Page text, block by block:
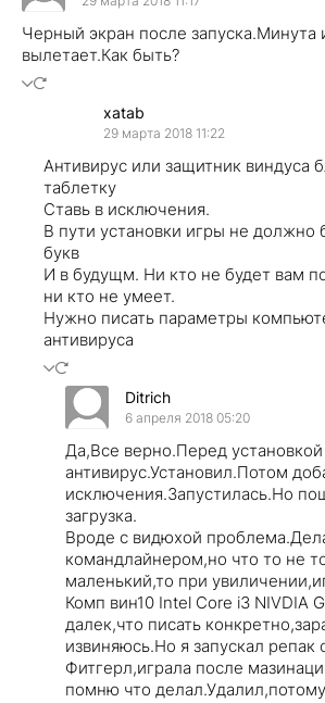
Черный экран после запуска.Минута
вылетает.Как быть?
xatab
29 марта 2018 11:22
Антивирус или защитник виндуса
таблетку
Ставь в исключения.
В пути установки игры не должно
букв
И в будущм. Ни кто не будет вам
ни кто не умеет.
Нужно писать параметры
антивируса
Ditrich
6 апреля 2018 05:20
Да,Все верно.Перед
антивирус.Установил.Потом
исключения.Запустилась.Но
загрузка.
Вроде с видюхой
командлайнером,но что то не
маленький,то при
Комп вин10 Intel Core i3 NIVDIA
далек,что писать
извиняюсь.Но я запускал репак
Фитгерл,играла после
помню что